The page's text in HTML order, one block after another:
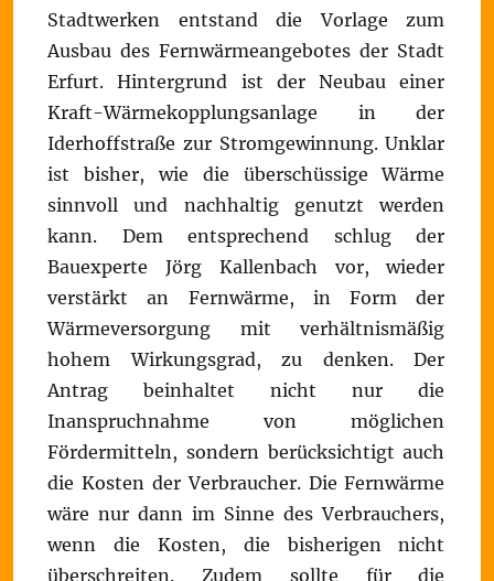
Stadtwerken entstand die Vorlage zum
Ausbau des Fernwärmeangebotes der Stadt
Erfurt. Hintergrund ist der Neubau einer
Kraft-Wärmekopplungsanlage in der
Iderhoffstraße zur Stromgewinnung. Unklar
ist bisher, wie die überschüssige Wärme
sinnvoll und nachhaltig genutzt werden
kann. Dem entsprechend schlug der
Bauexperte Jörg Kallenbach vor, wieder
verstärkt an Fernwärme, in Form der
Wärmeversorgung mit verhältnismäßig
hohem Wirkungsgrad, zu denken. Der
Antrag beinhaltet nicht nur die
Inanspruchnahme von möglichen
Fördermitteln, sondern berücksichtigt auch
die Kosten der Verbraucher. Die Fernwärme
wäre nur dann im Sinne des Verbrauchers,
wenn die Kosten, die bisherigen nicht
überschreiten. Zudem sollte für die